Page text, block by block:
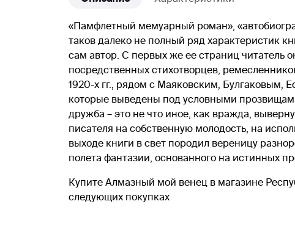
«Памфлетный мемуарный роман»,
таков далеко не полный ряд характеристик
сам автор. С первых же ее страниц читатель
посредственных стихотворцев,
1920-х гг., рядом с Маяковским,
которые выведены под условными
дружба – это не что иное, как вражда,
писателя на собственную молодость, на
выходе книги в свет породил вереницу
полета фантазии, основанного на истинных
Купите Алмазный мой венец в магазине
следующих покупках